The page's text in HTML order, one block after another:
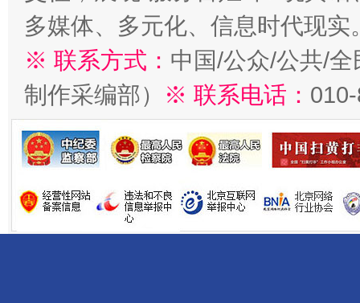
多媒体、多元化、信息时代现实
※ 联系方式： 中国/公众/公共/
制作采编部）
※ 联系电话：